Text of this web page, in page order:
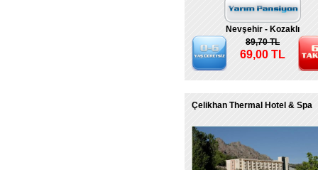
Nevşehir - Kozaklı
89,70 TL
69,00 TL
Çelikhan Thermal Hotel & Spa